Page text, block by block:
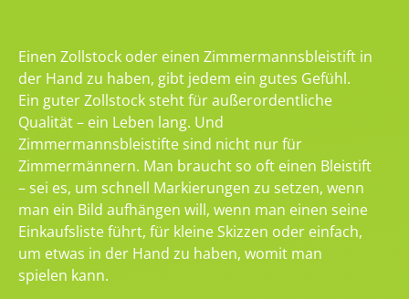
Einen Zollstock oder einen Zimmermannsbleistift in
der Hand zu haben, gibt jedem ein gutes Gefühl.
Ein guter Zollstock steht für außerordentliche
Qualität – ein Leben lang. Und
Zimmermannsbleistifte sind nicht nur für
Zimmermännern. Man braucht so oft einen Bleistift
– sei es, um schnell Markierungen zu setzen, wenn
man ein Bild aufhängen will, wenn man einen seine
Einkaufsliste führt, für kleine Skizzen oder einfach,
um etwas in der Hand zu haben, womit man
spielen kann.